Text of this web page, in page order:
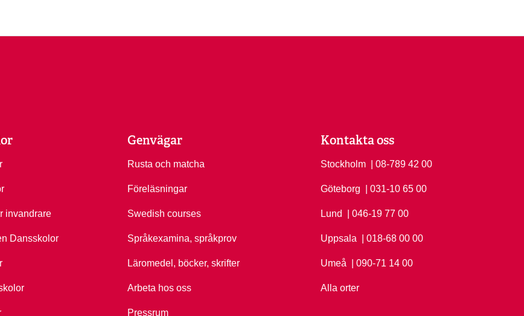
invandrare
Dansskolor
Genvägar
Rusta och matcha
Föreläsningar
Swedish courses
Språkexamina, språkprov
Läromedel, böcker, skrifter
Arbeta hos oss
Pressrum
Kontakta oss
Stockholm Ring Stockholm på
| 08-789 42 00
Göteborg Ring Göteborg på
| 031-10 65 00
Lund Ring Lund på
| 046-19 77 00
Uppsala Ring Uppsala på
| 018-68 00 00
Umeå Ring Umeå på
| 090-71 14 00
Alla orter